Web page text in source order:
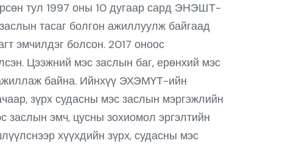
тул 1997 оны 10 дугаар сард ЭНЭШТ-
тасаг болгон ажиллуулж байгаад
эмчилдэг болсон. 2017 оноос
Цээжний мэс заслын баг, ерөнхий мэс
байна. Ийнхүү ЭХЭМҮТ-ийн
зүрх судасны мэс заслын мэргэжлийн
эмч, цусны зохиомол эргэлтийн
хүүхдийн зүрх, судасны мэс